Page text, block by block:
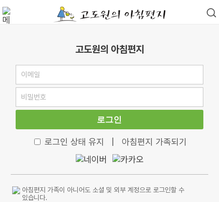
고도원의 아침편지
로그인
로그인 상태 유지 아침편지 가족되기
아침편지 가족이 아니어도 소셜 및 외부 계정으로 로그인할 수
있습니다.